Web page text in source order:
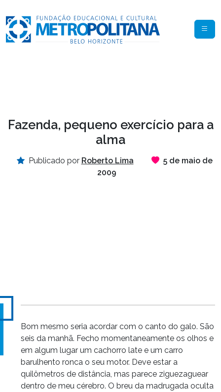
Fazenda, pequeno exercício para a
alma
Publicado por Roberto Lima
5 de maio de
2009
Bom mesmo seria acordar com o canto do galo. São
seis da manhã. Fecho momentaneamente os olhos e
em algum lugar um cachorro late e um carro
barulhento ronca o seu motor. Deve estar a
quilômetros de distância, mas parece ziguezaguear
dentro de meu cérebro. O breu da madrugada oculta